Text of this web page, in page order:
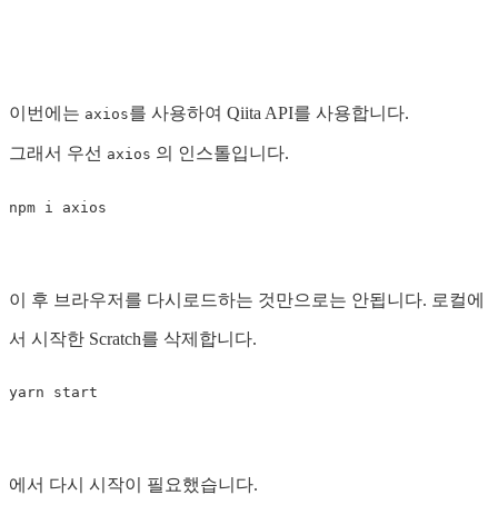
이번에는 axios를 사용하여 Qiita API를 사용합니다.
그래서 우선 axios 의 인스톨입니다.
이 후 브라우저를 다시로드하는 것만으로는 안됩니다. 로컬에
서 시작한 Scratch를 삭제합니다.
에서 다시 시작이 필요했습니다.